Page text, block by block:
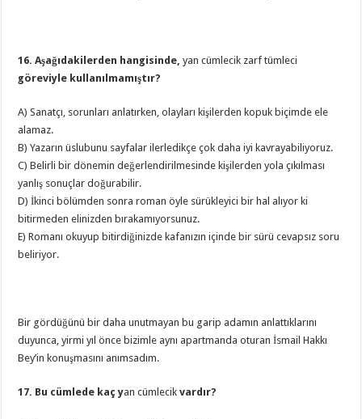
16. Aşağıdakilerden hangisinde,yan cümlecik zarf tümleci
göreviyle kullanılmamıştır?
A) Sanatçı, sorunları anlatırken, olayları kişilerden kopuk biçimde ele
alamaz.
B) Yazarın üslubunu sayfalar ilerledikçe çok daha iyi kavrayabiliyoruz.
C) Belirli bir dönemin değerlendirilmesinde kişilerden yola çıkılması
yanlış sonuçlar doğurabilir.
D) İkinci bölümden sonra roman öyle sürükleyici bir hal alıyor ki
bitirmeden elinizden bırakamıyorsunuz.
E) Romanı okuyup bitirdiğinizde kafanızın içinde bir sürü cevapsız soru
beliriyor.
Bir gördüğünü bir daha unutmayan bu garip adamın anlattıklarını
duyunca, yirmi yıl önce bizimle aynı apartmanda oturan İsmail Hakkı
Bey’in konuşmasını anımsadım.
17. Bu cümlede kaç yan cümlecik vardır?